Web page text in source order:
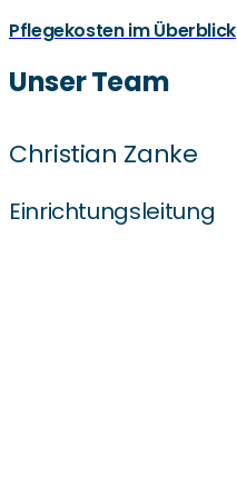
Pflegekosten im Überblick
Unser Team
Christian Zanke
Einrichtungsleitung